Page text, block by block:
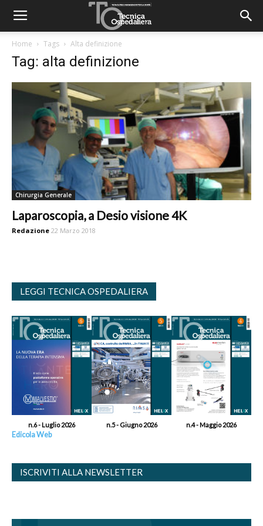
Home Tags Alta definizione
Tag: alta definizione
Chirurgia Generale
Laparoscopia, a Desio visione 4K
Redazione 22 Marzo 2018
LEGGI TECNICA OSPEDALIERA
n.6 - Luglio 2026 n.5 - Giugno 2026 n.4 - Maggio 2026
Edicola Web
ISCRIVITI ALLA NEWSLETTER